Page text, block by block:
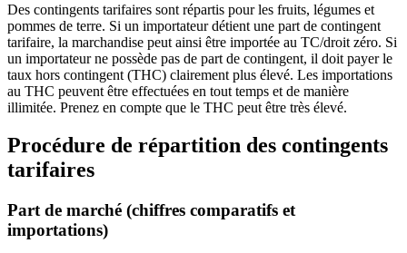
Des contingents tarifaires sont répartis pour les fruits, légumes et
pommes de terre. Si un importateur détient une part de contingent
tarifaire, la marchandise peut ainsi être importée au TC/droit zéro. Si
un importateur ne possède pas de part de contingent, il doit payer le
taux hors contingent (THC) clairement plus élevé. Les importations
au THC peuvent être effectuées en tout temps et de manière
illimitée. Prenez en compte que le THC peut être très élevé.
Procédure de répartition des contingents
tarifaires
Part de marché (chiffres comparatifs et
importations)